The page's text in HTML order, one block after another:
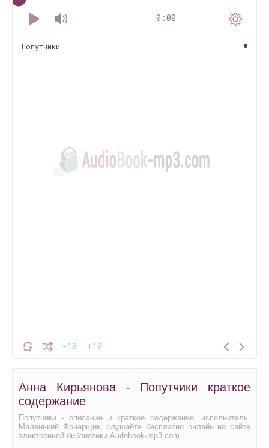
0:00
-10 +10
Попутчики
Анна Кирьянова - Попутчики краткое
содержание
Попутчики - описание и краткое содержание, исполнитель:
Маленький Фонарщик, слушайте бесплатно онлайн на сайте
электронной библиотеки Audobook-mp3.com